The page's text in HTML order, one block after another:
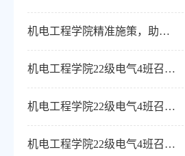
机电工程学院精准施策，助力22级破期末专业基础课困局
机电工程学院22级电气4班召开“培养良好习惯，争显青年活力”主题班会
机电工程学院22级电气4班召开电气工程及其自动化就业专题专业讲座
机电工程学院22级电气4班召开“学习与爱好的平衡”主题班会